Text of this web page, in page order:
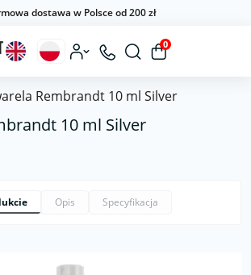
dostawa w Polsce od 200 zł
0
Rembrandt 10 ml Silver
10 ml Silver
Opis Specyfikacja